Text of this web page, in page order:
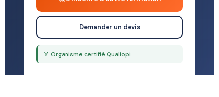
Demander un devis
🏅 Organisme certifié Qualiopi